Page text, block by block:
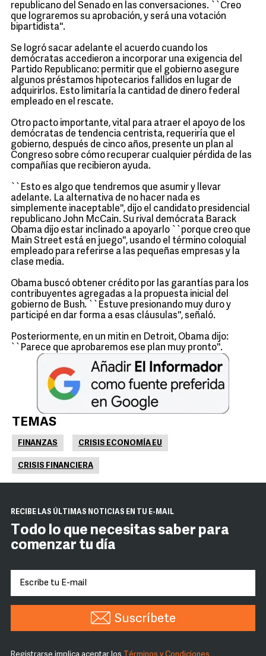
republicano del Senado en las conversaciones. ``Creo
que lograremos su aprobación, y será una votación
bipartidista''.
Se logró sacar adelante el acuerdo cuando los
demócratas accedieron a incorporar una exigencia del
Partido Republicano: permitir que el gobierno asegure
algunos préstamos hipotecarios fallidos en lugar de
adquirirlos. Esto limitaría la cantidad de dinero federal
empleado en el rescate.
Otro pacto importante, vital para atraer el apoyo de los
demócratas de tendencia centrista, requeriría que el
gobierno, después de cinco años, presente un plan al
Congreso sobre cómo recuperar cualquier pérdida de las
compañías que recibieron ayuda.
``Esto es algo que tendremos que asumir y llevar
adelante. La alternativa de no hacer nada es
simplemente inaceptable'', dijo el candidato presidencial
republicano John McCain. Su rival demócrata Barack
Obama dijo estar inclinado a apoyarlo ``porque creo que
Main Street está en juego'', usando el término coloquial
empleado para referirse a las pequeñas empresas y la
clase media.
Obama buscó obtener crédito por las garantías para los
contribuyentes agregadas a la propuesta inicial del
gobierno de Bush. ``Estuve presionando muy duro y
participé en dar forma a esas cláusulas'', señaló.
Posteriormente, en un mitin en Detroit, Obama dijo:
``Parece que aprobaremos ese plan muy pronto''.
TEMAS
FINANZAS CRISIS ECONOMÍA EU
CRISIS FINANCIERA
RECIBE LAS ÚLTIMAS NOTICIAS EN TU E-MAIL
Todo lo que necesitas saber para
comenzar tu día
Suscríbete